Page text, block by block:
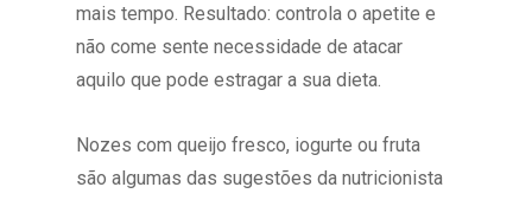
mais tempo. Resultado: controla o apetite e
não come sente necessidade de atacar
aquilo que pode estragar a sua dieta.
Nozes com queijo fresco, iogurte ou fruta
são algumas das sugestões da nutricionista